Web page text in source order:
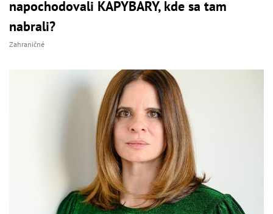
napochodovali KAPYBARY, kde sa tam
nabrali?
Zahraničné